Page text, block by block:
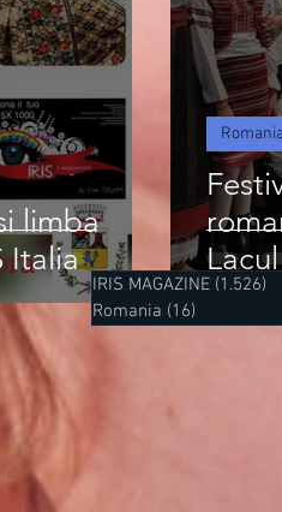
limba
Italia
Romania
IRIS MAGAZINE (1.526)
Romania (16)